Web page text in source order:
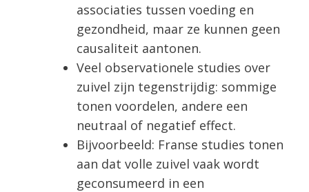
associaties tussen voeding en
gezondheid, maar ze kunnen geen
causaliteit aantonen.
Veel observationele studies over
zuivel zijn tegenstrijdig: sommige
tonen voordelen, andere een
neutraal of negatief effect.
Bijvoorbeeld: Franse studies tonen
aan dat volle zuivel vaak wordt
geconsumeerd in een